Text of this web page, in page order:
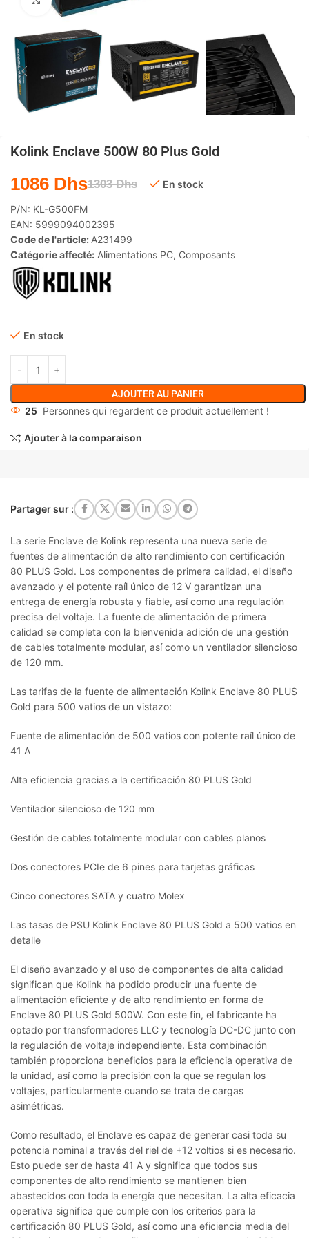
Kolink Enclave 500W 80 Plus Gold
1303Dhs
1086 Dhs En stock
P/N: KL-G500FM
EAN: 5999094002395
Code de l'article: A231499
Catégorie affecté: Alimentations PC, Composants
En stock
AJOUTER AU PANIER
25 Personnes qui regardent ce produit actuellement !
Ajouter à la comparaison
Partager sur :
La serie Enclave de Kolink representa una nueva serie de
fuentes de alimentación de alto rendimiento con certificación
80 PLUS Gold. Los componentes de primera calidad, el diseño
avanzado y el potente raíl único de 12 V garantizan una
entrega de energía robusta y fiable, así como una regulación
precisa del voltaje. La fuente de alimentación de primera
calidad se completa con la bienvenida adición de una gestión
de cables totalmente modular, así como un ventilador silencioso
de 120 mm.
Las tarifas de la fuente de alimentación Kolink Enclave 80 PLUS
Gold para 500 vatios de un vistazo:
Fuente de alimentación de 500 vatios con potente raíl único de
41 A
Alta eficiencia gracias a la certificación 80 PLUS Gold
Ventilador silencioso de 120 mm
Gestión de cables totalmente modular con cables planos
Dos conectores PCIe de 6 pines para tarjetas gráficas
Cinco conectores SATA y cuatro Molex
Las tasas de PSU Kolink Enclave 80 PLUS Gold a 500 vatios en
detalle
El diseño avanzado y el uso de componentes de alta calidad
significan que Kolink ha podido producir una fuente de
alimentación eficiente y de alto rendimiento en forma de
Enclave 80 PLUS Gold 500W. Con este fin, el fabricante ha
optado por transformadores LLC y tecnología DC-DC junto con
la regulación de voltaje independiente. Esta combinación
también proporciona beneficios para la eficiencia operativa de
la unidad, así como la precisión con la que se regulan los
voltajes, particularmente cuando se trata de cargas
asimétricas.
Como resultado, el Enclave es capaz de generar casi toda su
potencia nominal a través del riel de +12 voltios si es necesario.
Esto puede ser de hasta 41 A y significa que todos sus
componentes de alto rendimiento se mantienen bien
abastecidos con toda la energía que necesitan. La alta eficacia
operativa significa que cumple con los criterios para la
certificación 80 PLUS Gold, así como una eficiencia media del